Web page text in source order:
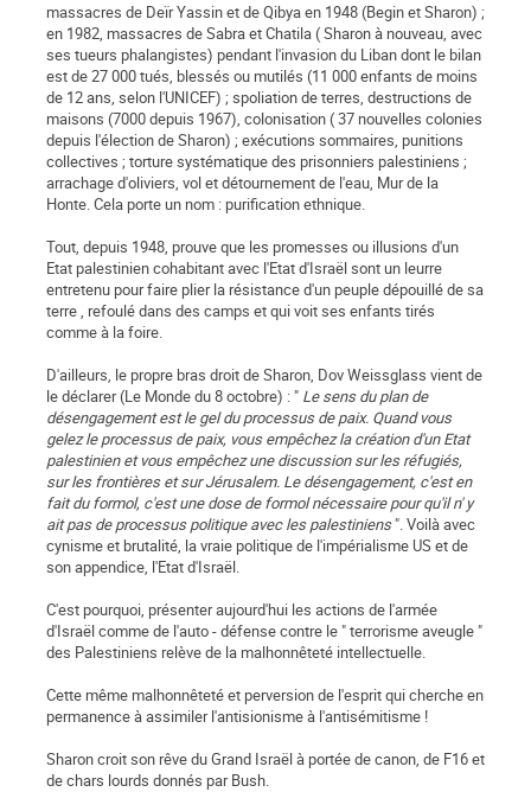
massacres de Deïr Yassin et de Qibya en 1948 (Begin et Sharon) ;
en 1982, massacres de Sabra et Chatila ( Sharon à nouveau, avec
ses tueurs phalangistes) pendant l'invasion du Liban dont le bilan
est de 27 000 tués, blessés ou mutilés (11 000 enfants de moins
de 12 ans, selon l'UNICEF) ; spoliation de terres, destructions de
maisons (7000 depuis 1967), colonisation ( 37 nouvelles colonies
depuis l'élection de Sharon) ; exécutions sommaires, punitions
collectives ; torture systématique des prisonniers palestiniens ;
arrachage d'oliviers, vol et détournement de l'eau, Mur de la
Honte. Cela porte un nom : purification ethnique.
Tout, depuis 1948, prouve que les promesses ou illusions d'un
Etat palestinien cohabitant avec l'Etat d'Israël sont un leurre
entretenu pour faire plier la résistance d'un peuple dépouillé de sa
terre , refoulé dans des camps et qui voit ses enfants tirés
comme à la foire.
D'ailleurs, le propre bras droit de Sharon, Dov Weissglass vient de
le déclarer (Le Monde du 8 octobre) : " Le sens du plan de
désengagement est le gel du processus de paix. Quand vous
gelez le processus de paix, vous empêchez la création d'un Etat
palestinien et vous empêchez une discussion sur les réfugiés,
sur les frontières et sur Jérusalem. Le désengagement, c'est en
fait du formol, c'est une dose de formol nécessaire pour qu'il n' y
ait pas de processus politique avec les palestiniens". Voilà avec
cynisme et brutalité, la vraie politique de l'impérialisme US et de
son appendice, l'Etat d'Israël.
C'est pourquoi, présenter aujourd'hui les actions de l'armée
d'Israël comme de l'auto - défense contre le " terrorisme aveugle "
des Palestiniens relève de la malhonnêteté intellectuelle.
Cette même malhonnêteté et perversion de l'esprit qui cherche en
permanence à assimiler l'antisionisme à l'antisémitisme !
Sharon croit son rêve du Grand Israël à portée de canon, de F16 et
de chars lourds donnés par Bush.